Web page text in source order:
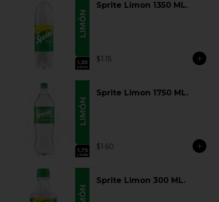
Sprite Limon 1350 ML.
$1.15
Sprite Limon 1750 ML.
$1.60
Sprite Limon 300 ML.